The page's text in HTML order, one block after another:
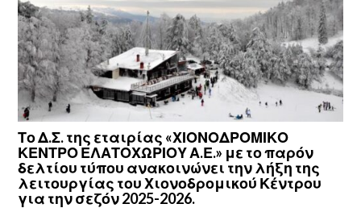
Το Δ.Σ. της εταιρίας «ΧΙΟΝΟΔΡΟΜΙΚΟ
ΚΕΝΤΡΟ ΕΛΑΤΟΧΩΡΙΟΥ Α.Ε.» με το παρόν
δελτίου τύπου ανακοινώνει την λήξη της
λειτουργίας του Χιονοδρομικού Κέντρου
για την σεζόν 2025-2026.